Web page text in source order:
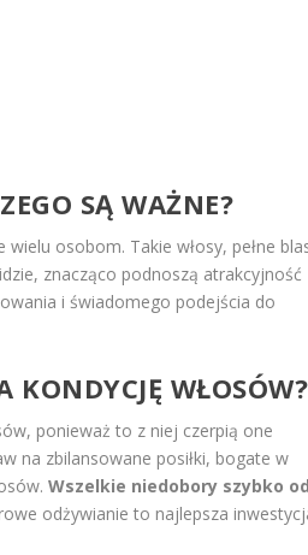
SĄ WAŻNE?
osobom. Takie włosy, pełne
znacząco podnoszą atrakcyjność
i świadomego podejścia do
KONDYCJĘ WŁOSÓW?
ponieważ to z niej czerpią one
na zbilansowane posiłki, bogate w
Wszelkie niedobory szybko
odżywianie to najlepsza